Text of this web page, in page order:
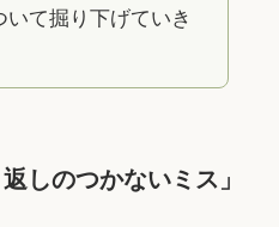
いて掘り下げていき
しのつかないミス」